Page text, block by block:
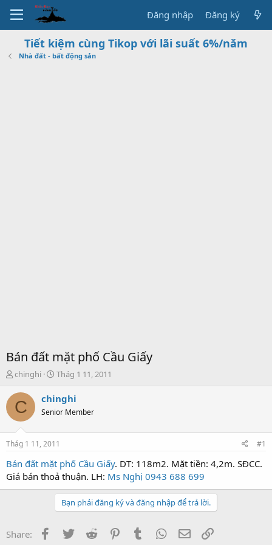
Đăng nhập Đăng ký
Tiết kiệm cùng Tikop với lãi suất 6%/năm
Nhà đất - bất động sản
Bán đất mặt phố Cầu Giấy
T
r
e
a
s
t
a
r
t
chinghi
S
a
t
a
t
e
Thág 1 11, 2011
C chinghi
Senior Member
Thág 1 11, 2011 #1
Bán đất mặt phố Cầu Giấy. DT: 118m2. Mặt tiền: 4,2m. SĐCC.
Giá bán thoả thuận. LH: Ms Nghị 0943 688 699
Bạn phải đăng ký và đăng nhập để trả lời.
Share: Facebook
Twitter Reddit PinterestTumblr WhatsApp
Email